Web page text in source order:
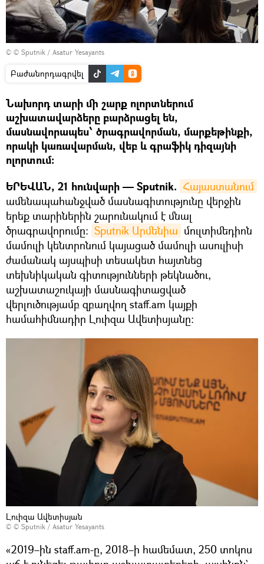
© © Sputnik / Asatur Yesayants
Բաժանորդագրվել
Նախորդ տարի մի շարք ոլորտներում
աշխատավարձերը բարձրացել են,
մասնավորապես՝ ծրագրավորման, մարքեթինքի,
որակի կառավարման, վեբ և գրաֆիկ դիզայնի
ոլորտում:
ԵՐԵՎԱՆ, 21 հունվարի — Sputnik. Հայաստանում
ամենապահանջված մասնագիտությունը վերջին
երեք տարիներին շարունակում է մնալ
ծրագրավորումը: Sputnik Արմենիա մուլտիմեդիոն
մամուլի կենտրոնում կայացած մամուլի ասուլիսի
ժամանակ այսպիսի տեսակետ հայտնեց
տեխնիկական գիտությունների թեկնածու,
աշխատաշուկայի մասնագիտացված
վերլուծությամբ զբաղվող staff.am կայքի
համահիմնադիր Լուիզա Ավետիսյանը:
Լուիզա Ավետիսյան
© © Sputnik / Asatur Yesayants
«2019–ին staff.am-ը, 2018–ի համեմատ, 250 տոկոս